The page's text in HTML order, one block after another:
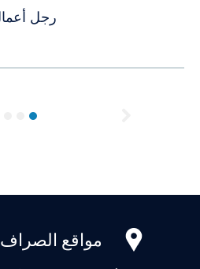
رجل
مواقع الصراف